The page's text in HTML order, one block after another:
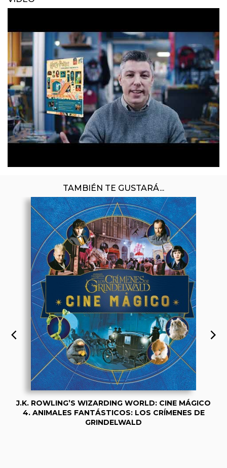
TAMBIÉN TE GUSTARÁ...
J.K. ROWLING’S WIZARDING WORLD: CINE MÁGICO
4. ANIMALES FANTÁSTICOS: LOS CRÍMENES DE
GRINDELWALD